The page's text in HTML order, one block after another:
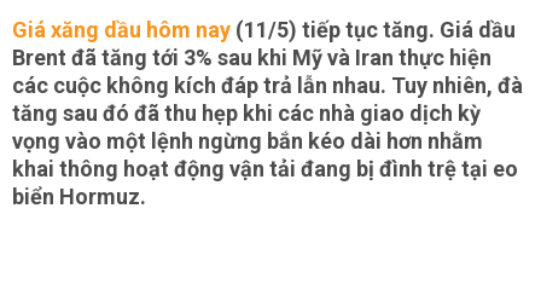
Giá xăng dầu hôm nay (11/5) tiếp tục tăng. Giá dầu
Brent đã tăng tới 3% sau khi Mỹ và Iran thực hiện
các cuộc không kích đáp trả lẫn nhau. Tuy nhiên, đà
tăng sau đó đã thu hẹp khi các nhà giao dịch kỳ
vọng vào một lệnh ngừng bắn kéo dài hơn nhằm
khai thông hoạt động vận tải đang bị đình trệ tại eo
biển Hormuz.